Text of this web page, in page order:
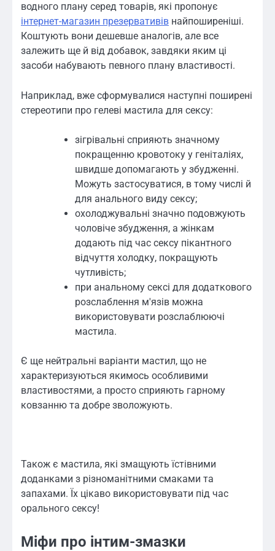
водного плану серед товарів, які пропонує
інтернет-магазин презервативів найпоширеніші.
Коштують вони дешевше аналогів, але все
залежить ще й від добавок, завдяки яким ці
засоби набувають певного плану властивості.
Наприклад, вже сформувалися наступні поширені
стереотипи про гелеві мастила для сексу:
зігрівальні сприяють значному
покращенню кровотоку у геніталіях,
швидше допомагають у збудженні.
Можуть застосуватися, в тому числі й
для анального виду сексу;
охолоджувальні значно подовжують
чоловіче збудження, а жінкам
додають під час сексу пікантного
відчуття холодку, покращують
чутливість;
при анальному сексі для додаткового
розслаблення м'язів можна
використовувати розслаблюючі
мастила.
Є ще нейтральні варіанти мастил, що не
характеризуються якимось особливими
властивостями, а просто сприяють гарному
ковзанню та добре зволожують.
Також є мастила, які змащують їстівними
доданками з різноманітними смаками та
запахами. Їх цікаво використовувати під час
орального сексу!
Міфи про інтим-змазки